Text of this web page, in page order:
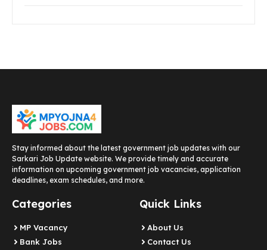
Stay informed about the latest government job updates with our
Sarkari Job Update website. We provide timely and accurate
information on upcoming government job vacancies, application
deadlines, exam schedules, and more.
Categories
MP Vacancy
Bank Jobs
Quick Links
About Us
Contact Us